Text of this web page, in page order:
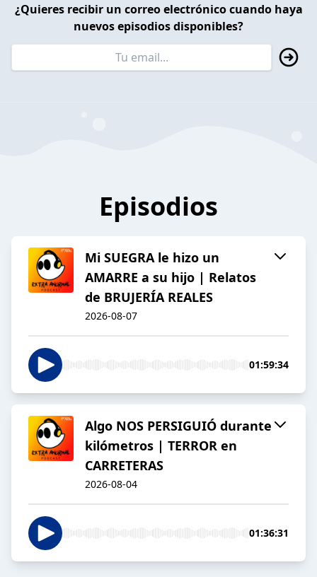
¿Quieres recibir un correo electrónico cuando haya
nuevos episodios disponibles?
Episodios
Mi SUEGRA le hizo un
AMARRE a su hijo | Relatos
de BRUJERÍA REALES
2026-08-07
01:59:34
Algo NOS PERSIGUIÓ durante
kilómetros | TERROR en
CARRETERAS
2026-08-04
01:36:31